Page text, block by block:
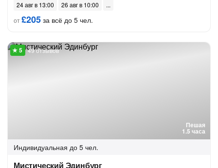
24 авг в 13:00
26 авг в 10:00
от£205 за всё до 5 чел.
Пешая
1.5 часа
49 отзывов
Индивидуальная до 5 чел.
Мистический Эдинбург